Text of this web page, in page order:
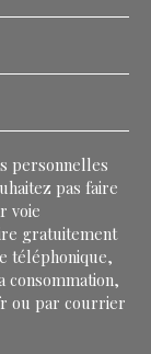
personnelles
pas faire
voie
gratuitement
téléphonique,
consommation,
ou par courrier